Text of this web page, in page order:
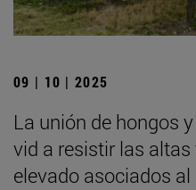
09 | 10 | 2025
La unión de hongos
vid a resistir las
elevado asociados